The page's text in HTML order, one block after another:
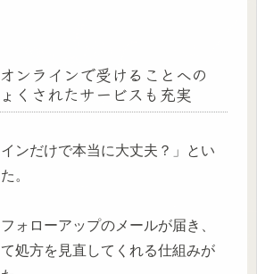
ンラインで受けることへの
くされたサービスも充実
ンだけで本当に大丈夫？」とい
。
ォローアップのメールが届き、
処方を見直してくれる仕組みが